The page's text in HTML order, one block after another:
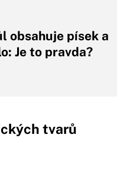
obsahuje písek a
Je to pravda?
tvarů